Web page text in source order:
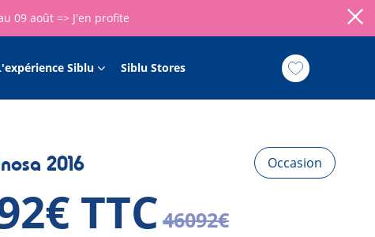
09 août => J'en profite
Siblu Siblu Stores
Occasion
2016
TTC 46092€